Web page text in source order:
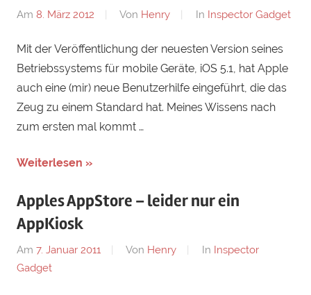
Am 8. März 2012 Von Henry In Inspector Gadget
Mit der Veröffentlichung der neuesten Version seines
Betriebssystems für mobile Geräte, iOS 5.1, hat Apple
auch eine (mir) neue Benutzerhilfe eingeführt, die das
Zeug zu einem Standard hat. Meines Wissens nach
zum ersten mal kommt …
Weiterlesen »
Apples AppStore – leider nur ein
AppKiosk
Am 7. Januar 2011 Von Henry In Inspector
Gadget